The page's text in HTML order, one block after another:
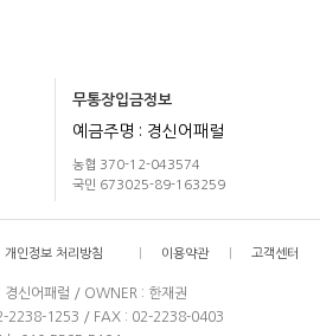
무통장입금정보
예금주명 : 경신어패럴
농협 370-12-043574
국민 673025-89-163259
개인정보 처리방침 이용약관 고객센터
신어패럴 / OWNER : 한재권
2238-1253 / FAX : 02-2238-0403